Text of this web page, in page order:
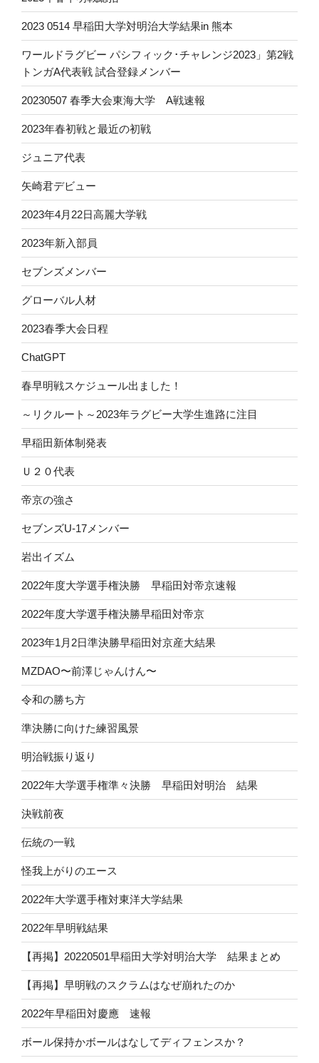
2023 0514 早稲田大学対明治大学結果in 熊本
ワールドラグビー パシフィック･チャレンジ2023」第2戦
トンガA代表戦 試合登録メンバー
20230507 春季大会東海大学 A戦速報
2023年春初戦と最近の初戦
ジュニア代表
矢崎君デビュー
2023年4月22日高麗大学戦
2023年新入部員
セブンズメンバー
グローバル人材
2023春季大会日程
ChatGPT
春早明戦スケジュール出ました！
～リクルート～2023年ラグビー大学生進路に注目
早稲田新体制発表
Ｕ２０代表
帝京の強さ
セブンズU-17メンバー
岩出イズム
2022年度大学選手権決勝 早稲田対帝京速報
2022年度大学選手権決勝早稲田対帝京
2023年1月2日準決勝早稲田対京産大結果
MZDAO〜前澤じゃんけん〜
令和の勝ち方
準決勝に向けた練習風景
明治戦振り返り
2022年大学選手権準々決勝 早稲田対明治 結果
決戦前夜
伝統の一戦
怪我上がりのエース
2022年大学選手権対東洋大学結果
2022年早明戦結果
【再掲】20220501早稲田大学対明治大学 結果まとめ
【再掲】早明戦のスクラムはなぜ崩れたのか
2022年早稲田対慶應 速報
ボール保持かボールはなしてディフェンスか？